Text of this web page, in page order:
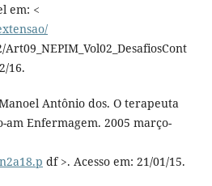
em: <
16.
Antônio dos. O terapeuta
Enfermagem. 2005 março-
df >. Acesso em: 21/01/15.